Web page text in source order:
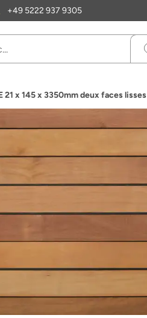
+49 5222 937 9305
21 x 145 x 3350mm deux faces lisses